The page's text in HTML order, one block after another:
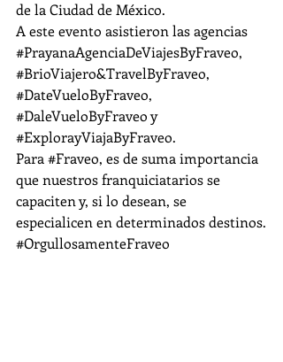
de la Ciudad de México.
A este evento asistieron las agencias
#PrayanaAgenciaDeViajesByFraveo,
#BrioViajero&TravelByFraveo,
#DateVueloByFraveo,
#DaleVueloByFraveo y
#ExplorayViajaByFraveo.
Para #Fraveo, es de suma importancia
que nuestros franquiciatarios se
capaciten y, si lo desean, se
especialicen en determinados destinos.
#OrgullosamenteFraveo